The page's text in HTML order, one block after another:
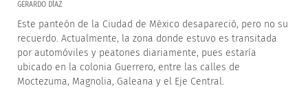
GERARDO DÍAZ
Este panteón de la Ciudad de México desapareció, pero no su
recuerdo. Actualmente, la zona donde estuvo es transitada
por automóviles y peatones diariamente, pues estaría
ubicado en la colonia Guerrero, entre las calles de
Moctezuma, Magnolia, Galeana y el Eje Central.